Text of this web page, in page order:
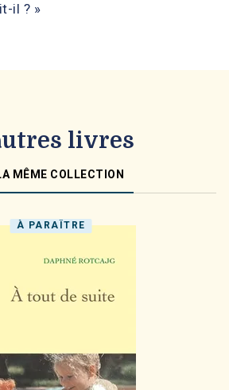
il ? »
livres
MÊME COLLECTION
À PARAÎTRE